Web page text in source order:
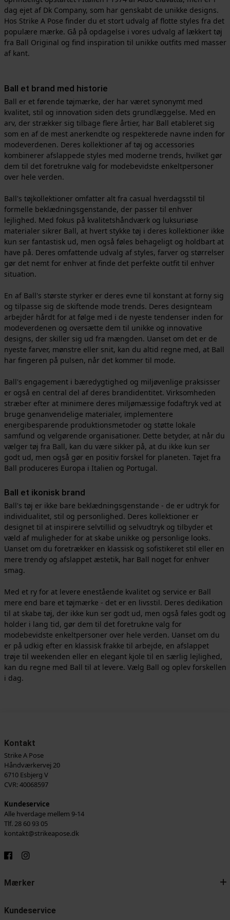
dag ejet af Dk Company, som har genskabt de unikke designs.
Hos Strike A Pose finder du et stort udvalg af flotte styles fra det
populære mærke. Gå på opdagelse i vores udvalg af lækkert tøj
fra Ball Original og find inspiration til unikke outfits med masser
af kant.
Ball et brand med historie
Ball er et førende tøjmærke, der har været synonymt med
kvalitet, stil og innovation siden dets grundlæggelse. Med en
arv, der strækker sig tilbage flere årtier, har Ball etableret sig
som en af de mest anerkendte og respekterede navne inden for
modeverdenen. Deres kollektioner af tøj og accessories
kombinerer afslappede styles med moderne trends, hvilket gør
dem til det foretrukne valg for modebevidste enkeltpersoner
over hele verden.
Ball's tøjkollektioner omfatter alt fra casual hverdagsstil til
formelle beklædningsgenstande, der passer til enhver
lejlighed. Med fokus på kvalitetshåndværk og luksuriøse
materialer sikrer Ball, at hvert stykke tøj i deres kollektioner ikke
kun ser fantastisk ud, men også føles behageligt og holdbart at
have på. Deres omfattende udvalg af styles, farver og størrelser
gør det nemt for enhver at finde det perfekte outfit til enhver
situation.
En af Ball's største styrker er deres evne til konstant at forny sig
og tilpasse sig de skiftende mode trends. Deres designteam
arbejder hårdt for at følge med i de nyeste tendenser inden for
modeverdenen og oversætte dem til unikke og innovative
designs, der skiller sig ud fra mængden. Uanset om det er de
nyeste farver, mønstre eller snit, kan du altid regne med, at Ball
har fingeren på pulsen, når det kommer til mode.
Ball's engagement i bæredygtighed og miljøvenlige praksisser
er også en central del af deres brandidentitet. Virksomheden
stræber efter at minimere deres miljømæssige fodaftryk ved at
bruge genanvendelige materialer, implementere
energibesparende produktionsmetoder og støtte lokale
samfund og velgørende organisationer. Dette betyder, at når du
vælger tøj fra Ball, kan du være sikker på, at du ikke kun ser
godt ud, men også gør en positiv forskel for planeten. Tøjet fra
Ball produceres Europa i Italien og Portugal.
Ball et ikonisk brand
Ball's tøj er ikke bare beklædningsgenstande - de er udtryk for
individualitet, stil og personlighed. Deres kollektioner er
designet til at inspirere selvtillid og selvudtryk og tilbyder et
væld af muligheder for at skabe unikke og personlige looks.
Uanset om du foretrækker en klassisk og sofistikeret stil eller en
mere trendy og afslappet æstetik, har Ball noget for enhver
smag.
Med et ry for at levere enestående kvalitet og service er Ball
mere end bare et tøjmærke - det er en livsstil. Deres dedikation
til at skabe tøj, der ikke kun ser godt ud, men også føles godt og
holder i lang tid, gør dem til det foretrukne valg for
modebevidste enkeltpersoner over hele verden. Uanset om du
er på udkig efter en klassisk frakke til arbejde, en afslappet
trøje til weekenden eller en elegant kjole til en særlig lejlighed,
kan du regne med Ball til at levere. Vælg Ball og oplev forskellen
i dag.
Kontakt
Strike A Pose
Håndværkervej 20
6710 Esbjerg V
CVR: 40068597
Kundeservice
Alle hverdage mellem 9-14
Tlf. 28 60 93 05
kontakt@strikeapose.dk
Mærker
Kundeservice